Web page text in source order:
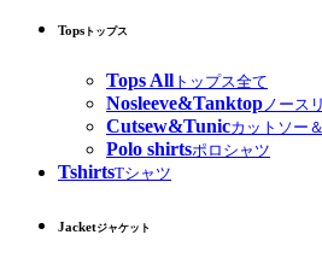
Tops トップス
Tops All トップス全て
Nosleeve&Tanktop ノース
Cutsew&Tunicカットソー
Polo shirtsポロシャツ
TshirtsTシャツ
Jacketジャケット